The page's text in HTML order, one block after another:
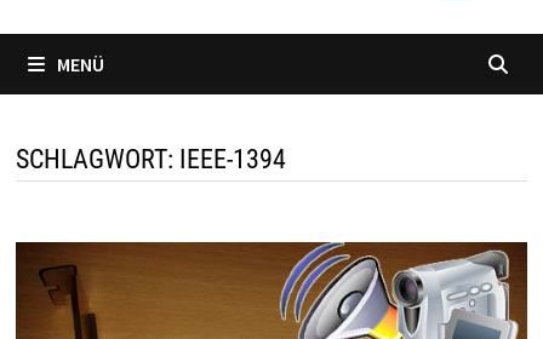
MENÜ
SCHLAGWORT: IEEE-1394